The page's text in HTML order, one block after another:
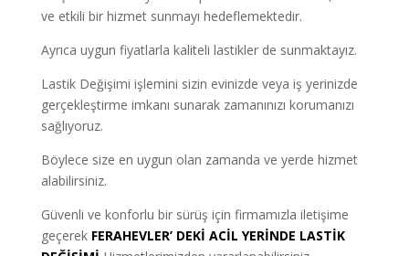
ve etkili bir hizmet sunmayı hedeflemektedir.
Ayrıca uygun fiyatlarla kaliteli lastikler de sunmaktayız.
Lastik Değişimi işlemini sizin evinizde veya iş yerinizde
gerçekleştirme imkanı sunarak zamanınızı korumanızı
sağlıyoruz.
Böylece size en uygun olan zamanda ve yerde hizmet
alabilirsiniz.
Güvenli ve konforlu bir sürüş için firmamızla iletişime
geçerek FERAHEVLER’ DEKİ ACİL YERİNDE LASTİK